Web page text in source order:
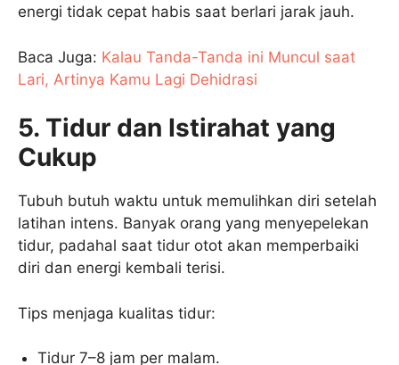
energi tidak cepat habis saat berlari jarak jauh.
Baca Juga: Kalau Tanda-Tanda ini Muncul saat
Lari, Artinya Kamu Lagi Dehidrasi
5. Tidur dan Istirahat yang
Cukup
Tubuh butuh waktu untuk memulihkan diri setelah
latihan intens. Banyak orang yang menyepelekan
tidur, padahal saat tidur otot akan memperbaiki
diri dan energi kembali terisi.
Tips menjaga kualitas tidur:
Tidur 7–8 jam per malam.